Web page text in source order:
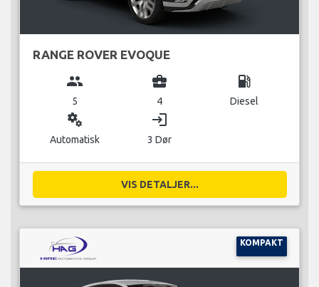
RANGE ROVER EVOQUE
group
5
business_center
4
local_gas_station
Diesel
miscellaneous_services
Automatisk
login
3 Dør
VIS DETALJER...
KOMPAKT